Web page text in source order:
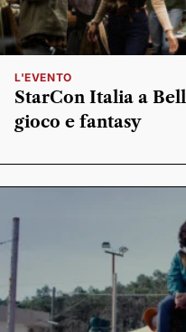
L'EVENTO
StarCon Italia a
gioco e fantasy